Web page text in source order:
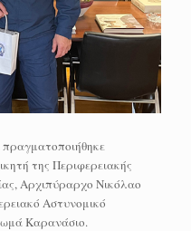
της Περιφερειακής
Αρχιπύραρχο Νικόλαο
Αστυνομικό
Καρανάσιο.